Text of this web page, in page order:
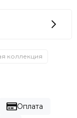
коллекция
Оплата